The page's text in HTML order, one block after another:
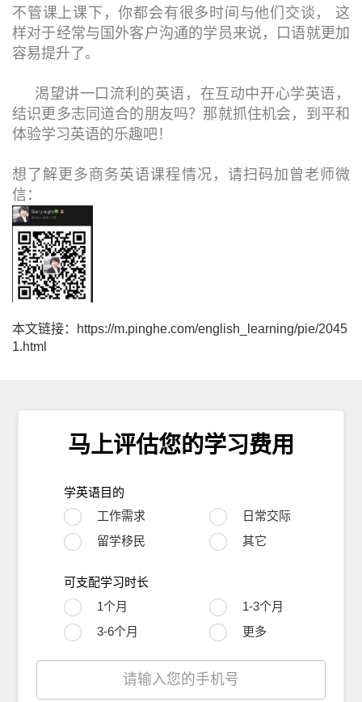
不管课上课下，你都会有很多时间与他们交谈， 这
样对于经常与国外客户沟通的学员来说，口语就更加
容易提升了。
渴望讲一口流利的英语，在互动中开心学英语，
结识更多志同道合的朋友吗？那就抓住机会，到平和
体验学习英语的乐趣吧！
想了解更多商务英语课程情况，请扫码加曾老师微
信：
本文链接：https://m.pinghe.com/english_learning/pie/2045
1.html
马上评估您的学习费用
学英语目的
工作需求
日常交际
留学移民
其它
可支配学习时长
1个月
1-3个月
3-6个月
更多